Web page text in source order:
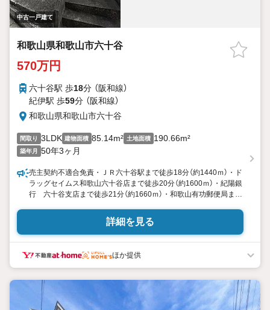
中古一戸建て
和歌山県和歌山市六十谷
570万円
六十谷駅 歩18分 （阪和線）
紀伊駅 歩59分 （阪和線）
和歌山県和歌山市六十谷
間取り 3LDK 建物面積 85.14m² 土地面積 190.66m²
築年月 50年3ヶ月
売主契約不適合免責・ＪＲ六十谷駅まで徒歩18分（約1440ｍ）・ド
ラッグセイムス和歌山六十谷店まで徒歩20分（約1600ｍ）・紀陽銀
行 六十谷支店まで徒歩21分（約1660ｍ）・和歌山有功郵便局まで
分（約1770ｍ）・オークワ六十谷店まで徒歩22分（約1740ｍ）・
ラ・ムー直川店まで徒歩28分（約2190ｍ）・ダイソーラ・ムー和
詳細を見る
ほか提供